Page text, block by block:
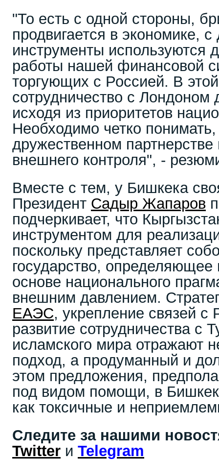
"То есть с одной стороны,
продвигается в экономике, с
инструменты используются
работы нашей финансовой
торгующих с Россией. В
сотрудничество с Лондоном
исходя из приоритетов
Необходимо четко
дружественном
внешнего контроля", -
Вместе с тем, у Бишкека
Президент Садыр Жапаров
подчеркивает, что
инструментом для
поскольку представляет
государство, определяющее
основе национального
внешним давлением.
ЕАЭС, укрепление связей с
развитие сотрудничества с
исламского мира отражают
подход, а продуманный и
этом предложения,
под видом помощи, в
как токсичные и
Следите за нашими
Twitter и Telegram